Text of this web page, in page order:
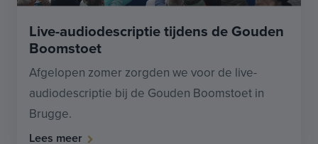
Live-audiodescriptie tijdens de Gouden
Boomstoet
Afgelopen zomer zorgden we voor de live-
audiodescriptie bij de Gouden Boomstoet in
Brugge.
Lees meer